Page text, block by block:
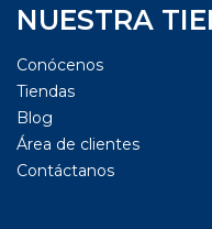
NUESTRA
Conócenos
Tiendas
Blog
Área de clientes
Contáctanos